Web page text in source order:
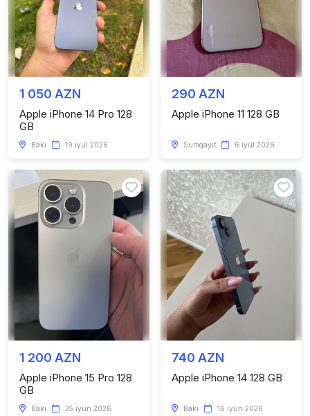
1 050 AZN
Apple iPhone 14 Pro 128
GB
Bakı 19 iyul 2026
290 AZN
Apple iPhone 11 128 GB
Sumqayıt 6 iyul 2026
1 200 AZN
Apple iPhone 15 Pro 128
GB
Bakı 25 iyun 2026
740 AZN
Apple iPhone 14 128 GB
Bakı 16 iyun 2026